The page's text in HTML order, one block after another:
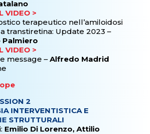
VIDEO >
terapeutico nell’amiloidosi
transtiretina: Update 2023 –
Palmiero
VIDEO >
message – Alfredo Madrid
2
INTERVENTISTICA E
STRUTTURALI
Emilio Di Lorenzo, Attilio